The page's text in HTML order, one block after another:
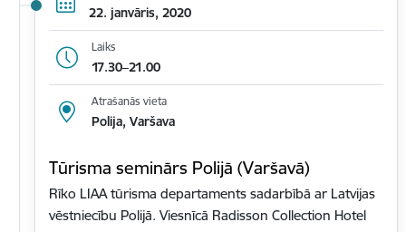
22. janvāris, 2020
Laiks
17.30–21.00
Atrašanās vieta
Polija, Varšava
Tūrisma seminārs Polijā (Varšavā)
Rīko LIAA tūrisma departaments sadarbībā ar Latvijas
vēstniecību Polijā. Viesnīcā Radisson Collection Hotel